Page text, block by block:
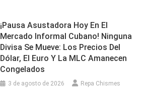
¡Pausa Asustadora Hoy En El
Mercado Informal Cubano! Ninguna
Divisa Se Mueve: Los Precios Del
Dólar, El Euro Y La MLC Amanecen
Congelados
3 de agosto de 2026 Repa Chismes